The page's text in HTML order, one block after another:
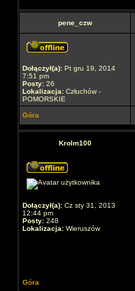
pene_czw
Dołączył(a): Pt gru 19, 2014
7:51 pm
Posty: 26
Lokalizacja: Człuchów -
POMORSKIE
Góra
Krolm100
Dołączył(a): Cz sty 31, 2013
12:44 pm
Posty: 248
Lokalizacja: Wieruszów
Góra